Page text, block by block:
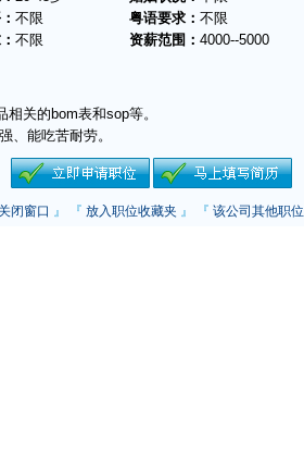
不限 粤语要求： 不限
不限 资薪范围： 4000--5000
关的bom表和sop等。
、能吃苦耐劳。
关闭窗口 』 『 放入职位收藏夹 』 『 该公司其他职位